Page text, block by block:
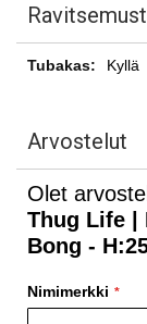
Ravitsemustietoa
Kyllä
Arvostelut
Olet
Thug Life |
Bong -
Nimimerkki